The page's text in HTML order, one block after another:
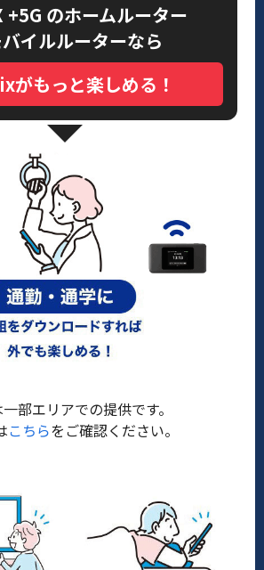
+5G のホームルーター
バイルルーターなら
がもっと楽しめる！
部エリアでの提供です。
こちらをご確認ください。